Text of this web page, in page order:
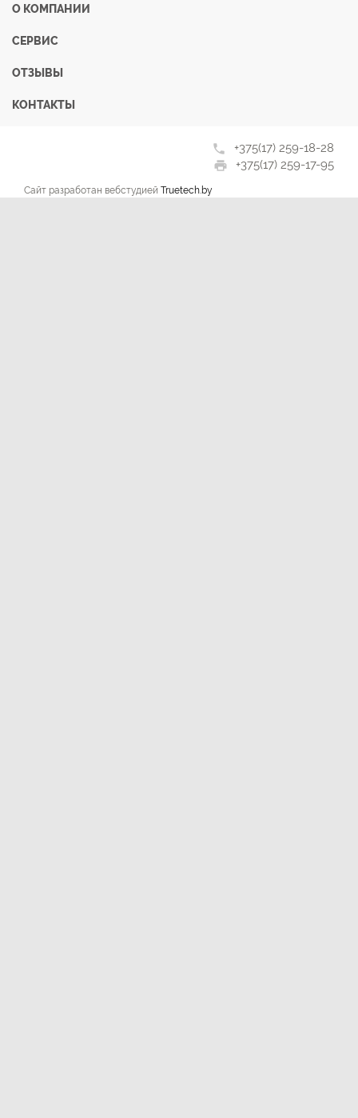
О КОМПАНИИ
СЕРВИС
ОТЗЫВЫ
КОНТАКТЫ
phone
+375(17) 259-18-28
print
+375(17) 259-17-95
Сайт разработан вебстудией Truetech.by